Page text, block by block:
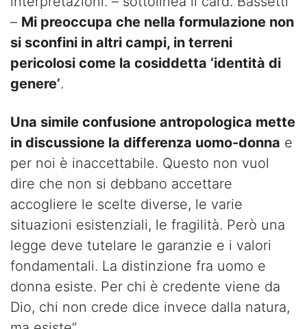
– Mi preoccupa che nella formulazione non
si sconfini in altri campi, in terreni
pericolosi come la cosiddetta ‘identità di
genere’.
Una simile confusione antropologica mette
in discussione la differenza uomo-donna e
per noi è inaccettabile. Questo non vuol
dire che non si debbano accettare
accogliere le scelte diverse, le varie
situazioni esistenziali, le fragilità. Però una
legge deve tutelare le garanzie e i valori
fondamentali. La distinzione fra uomo e
donna esiste. Per chi è credente viene da
Dio, chi non crede dice invece dalla natura,